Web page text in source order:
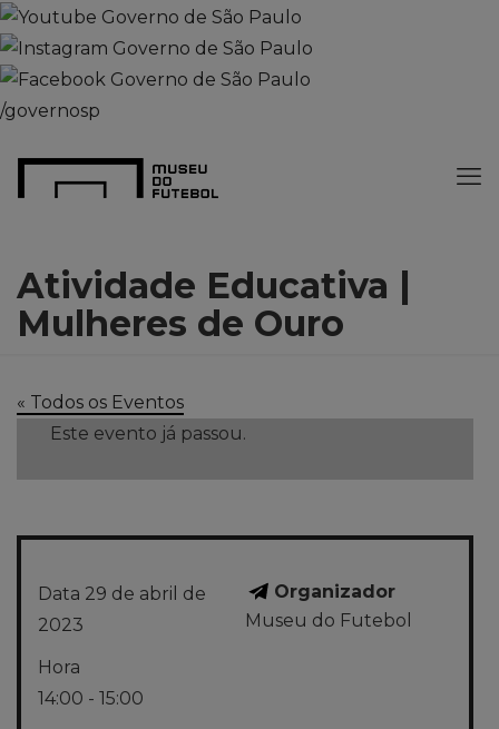
/governosp
Atividade Educativa |
Mulheres de Ouro
« Todos os Eventos
Este evento já passou.
Data 29 de abril de
2023
Hora
14:00 - 15:00
Organizador
Museu do Futebol